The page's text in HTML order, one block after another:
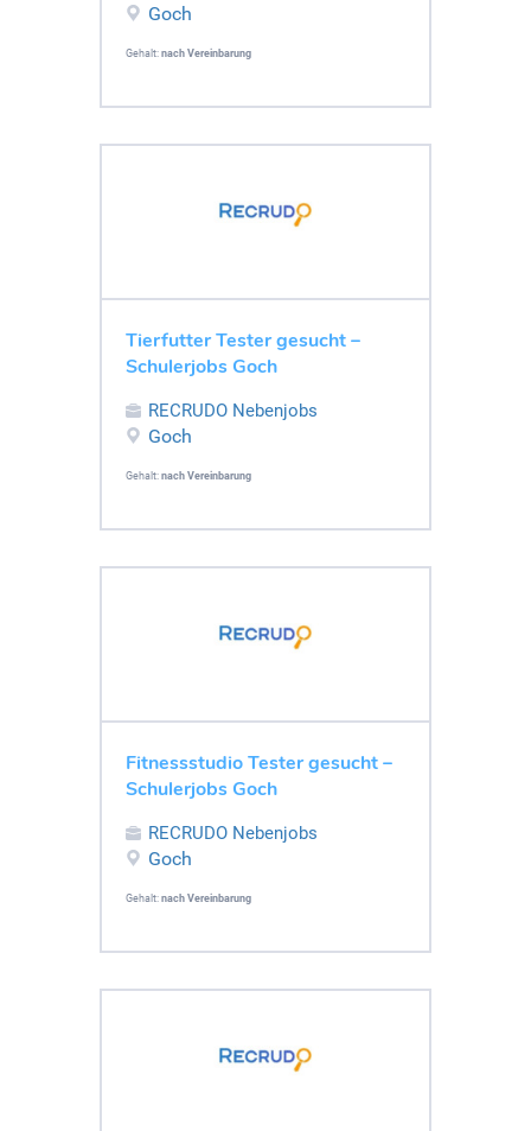
Goch
Gehalt: nach Vereinbarung
Tierfutter Tester gesucht –
Schulerjobs Goch
RECRUDO Nebenjobs
Goch
Gehalt: nach Vereinbarung
Fitnessstudio Tester gesucht –
Schulerjobs Goch
RECRUDO Nebenjobs
Goch
Gehalt: nach Vereinbarung